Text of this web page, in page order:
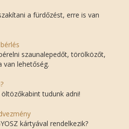
a fürdőzést, erre is van
szaunalepedőt, törölközőt,
van lehetőség.
tudunk adni!
kártyával rendelkezik?